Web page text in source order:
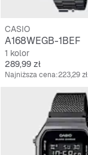
CASIO
A168WEGB-1BEF
1 kolor
Cena
289,99 zł
Najniższa cena:223,29 zł